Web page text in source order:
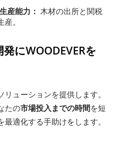
産能力：
木材の出所と関税
産。
にWOODEVERを
ューションを提供します。
たの市場投入までの時間 を短
適化する手助けをします。